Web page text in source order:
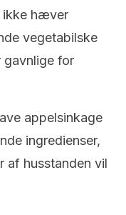
ikke hæver
vegetabilske
gavnlige for
appelsinkage
ingredienser,
af husstanden vil